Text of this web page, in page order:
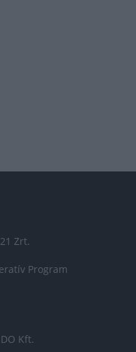
Zrt.
Program
Kft.